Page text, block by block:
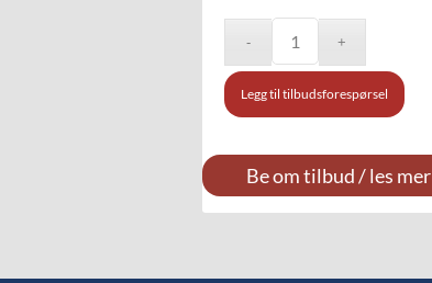
Legg til tilbudsforespørsel
Be om tilbud / les mer